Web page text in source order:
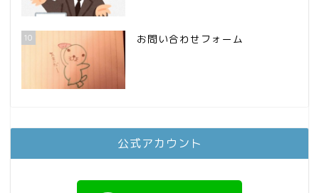
10 お問い合わせフォーム
公式アカウント